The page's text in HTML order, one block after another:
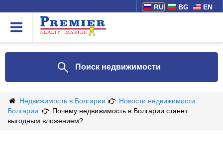
RU BG EN
Поиск недвижимости
Недвижимость в Болгарии
Новости недвижимости
Болгарии
Почему недвижимость в Болгарии станет
выгодным вложением?